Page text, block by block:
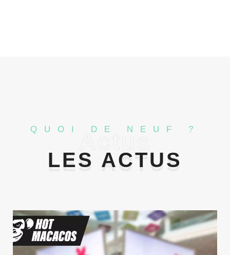
QUOI DE NEUF ?
LES ACTUS